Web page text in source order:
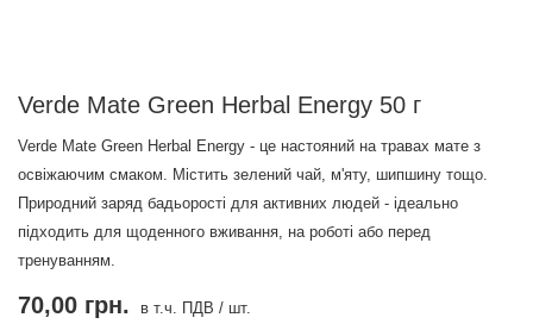
Verde Mate Green Herbal Energy 50 г
Verde Mate Green Herbal Energy - це настояний на травах мате з
освіжаючим смаком. Містить зелений чай, м'яту, шипшину тощо.
Природний заряд бадьорості для активних людей - ідеально
підходить для щоденного вживання, на роботі або перед
тренуванням.
70,00 грн. в т.ч. ПДВ / шт.